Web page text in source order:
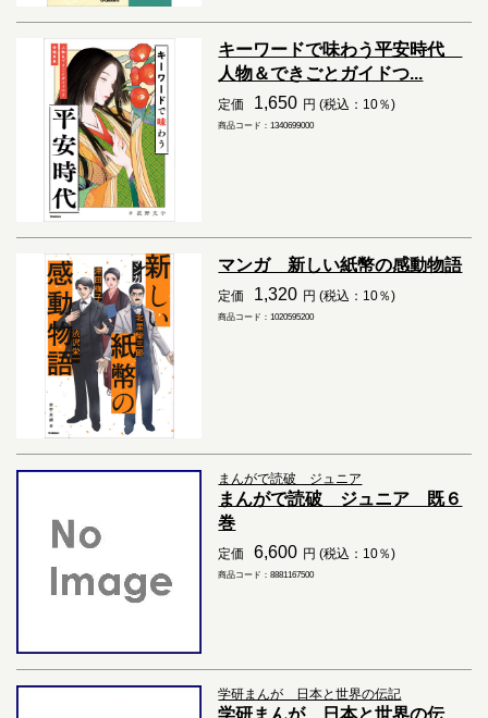
キーワードで味わう平安時代
人物＆できごとガイドつ...
定価 1,650 円 (税込：10％)
商品コード：1340699000
マンガ 新しい紙幣の感動物語
定価 1,320 円 (税込：10％)
商品コード：1020595200
まんがで読破 ジュニア
まんがで読破 ジュニア 既６
巻
定価 6,600 円 (税込：10％)
商品コード：8881167500
学研まんが 日本と世界の伝記
学研まんが 日本と世界の伝